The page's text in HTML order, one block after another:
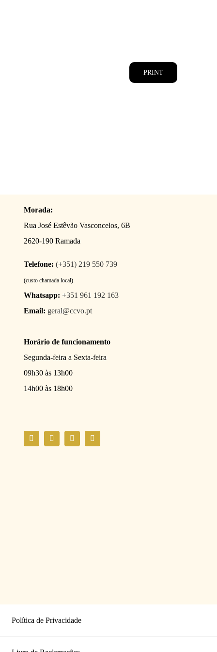
PRINT
Política de Privacidade
Morada:
Rua José Estêvão Vasconcelos, 6B
2620-190 Ramada
Telefone: (+351) 219 550 739
(custo chamada local)
Whatsapp: +351 961 192 163
Email: geral@ccvo.pt
Horário de funcionamento
Segunda-feira a Sexta-feira
09h30 às 13h00
14h00 às 18h00